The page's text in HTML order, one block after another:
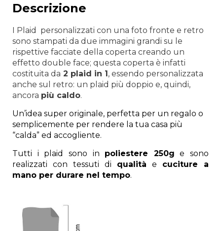
Descrizione
I Plaid personalizzati con una foto fronte e retro
sono stampati da due immagini grandi su le
rispettive facciate della coperta creando un
effetto double face; questa coperta è infatti
costituita da 2 plaid in 1, essendo personalizzata
anche sul retro: un plaid più doppio e, quindi,
ancora più caldo.
Un’idea super originale, perfetta per un regalo o
semplicemente per rendere la tua casa più
“calda” ed accogliente.
Tutti i plaid sono in poliestere 250g e sono
realizzati con tessuti di qualità e cuciture a
mano per durare nel tempo.